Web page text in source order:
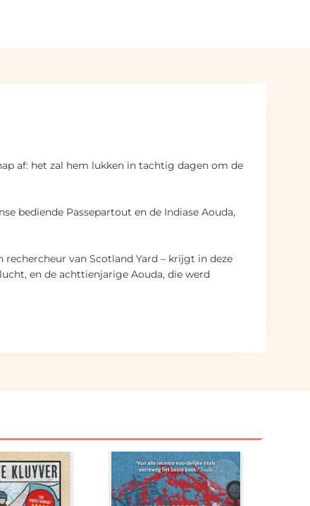
af: het zal hem lukken in tachtig dagen om de
bediende Passepartout en de Indiase Aouda,
van Scotland Yard – krijgt in deze
en de achttienjarige Aouda, die werd